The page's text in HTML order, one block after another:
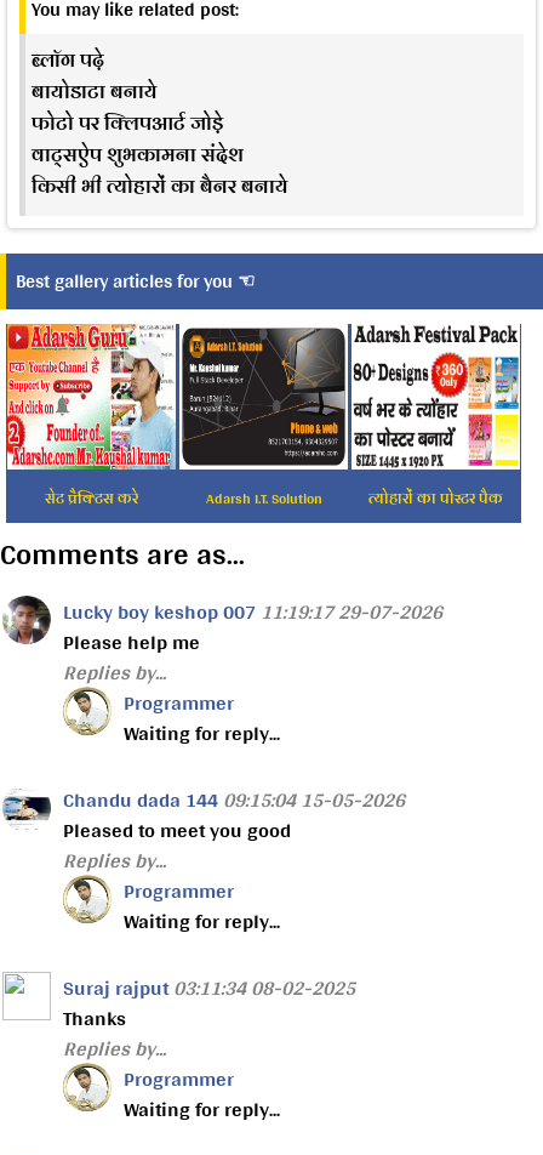
You may like related post:
ब्लॉग पढ़े
बायोडाटा बनाये
फोटो पर क्लिपआर्ट जोड़े
वाट्सऐप शुभकामना संदेश
किसी भी त्योहारों का बैनर बनाये
Best gallery articles for you ☜
सेट प्रैक्टिस करे Adarsh I.T. Solution त्योहारों का पोस्टर पैक
Comments are as...
Lucky boy keshop 00711:19:17 29-07-2026
Please help me
Replies by...
Programmer
Waiting for reply...
Chandu dada 14409:15:04 15-05-2026
Pleased to meet you good
Replies by...
Programmer
Waiting for reply...
Suraj rajput03:11:34 08-02-2025
Thanks
Replies by...
Programmer
Waiting for reply...